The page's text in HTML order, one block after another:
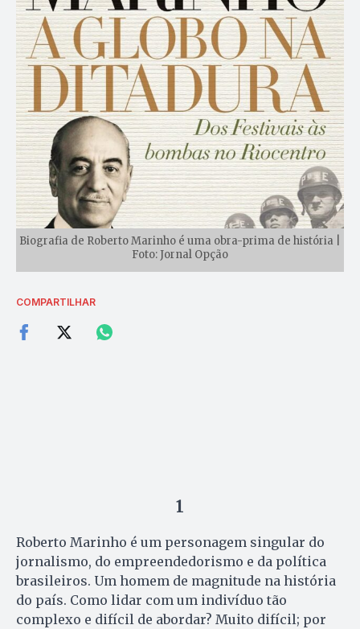
Biografia de Roberto Marinho é uma obra-prima de história |
Foto: Jornal Opção
COMPARTILHAR
1
Roberto Marinho é um personagem singular do
jornalismo, do empreendedorismo e da política
brasileiros. Um homem de magnitude na história
do país. Como lidar com um indivíduo tão
complexo e difícil de abordar? Muito difícil; por